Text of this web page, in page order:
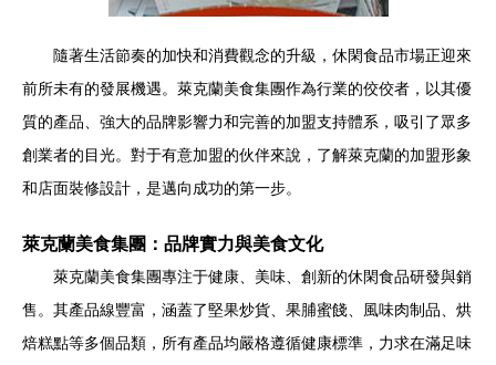
隨著生活節奏的加快和消費觀念的升級，休閑食品市場正迎來
前所未有的發展機遇。萊克蘭美食集團作為行業的佼佼者，以其優
質的產品、強大的品牌影響力和完善的加盟支持體系，吸引了眾多
創業者的目光。對于有意加盟的伙伴來說，了解萊克蘭的加盟形象
和店面裝修設計，是邁向成功的第一步。
萊克蘭美食集團：品牌實力與美食文化
萊克蘭美食集團專注于健康、美味、創新的休閑食品研發與銷
售。其產品線豐富，涵蓋了堅果炒貨、果脯蜜餞、風味肉制品、烘
焙糕點等多個品類，所有產品均嚴格遵循健康標準，力求在滿足味